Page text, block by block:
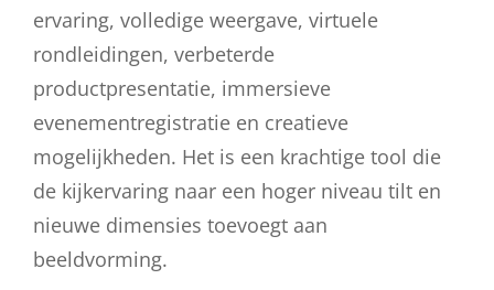
ervaring, volledige weergave, virtuele
rondleidingen, verbeterde
productpresentatie, immersieve
evenementregistratie en creatieve
mogelijkheden. Het is een krachtige tool die
de kijkervaring naar een hoger niveau tilt en
nieuwe dimensies toevoegt aan
beeldvorming.